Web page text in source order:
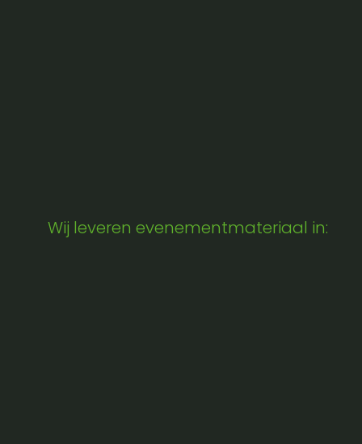
Wij leveren evenementmateriaal in: